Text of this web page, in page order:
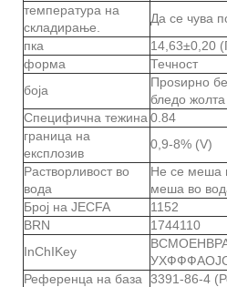
температура на
складирање.
Да се ​​чува
пка
14,63±0,20
форма
Течност
боја
Проѕирно
бледо жолта
Специфична тежина 0.84
граница на
експлозив
0,9-8% (V)
Растворливост во
вода
Не се меша
меша во
Број на JECFA
1152
BRN
1744110
InChIKey
Референца на база
3391-86-4